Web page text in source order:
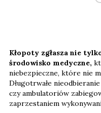
Kłopoty zgłasza nie
środowisko medyczne,
niebezpieczne, które nie
Długotrwałe
czy ambulatoriów
zaprzestaniem